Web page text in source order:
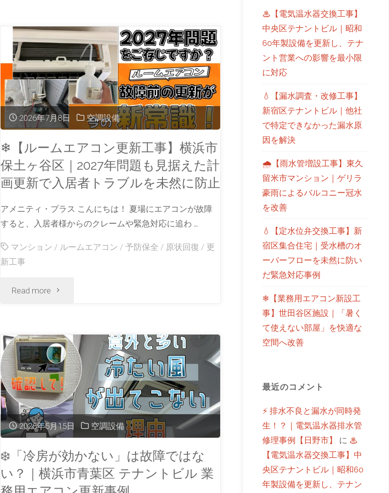
2026年7月8日 空調設備
❄【ルームエアコン更新工事】横浜市
保土ヶ谷区｜2027年問題も見据えた計
画更新で入居者トラブルを未然に防止
アメニティ・プラス こんにちは！ 夏場にエアコンが故障
すると、入居者様からのクレームや緊急対応に追わ …
マンション / ルームエアコン / 予防保全 / 原状回復 / 更
新工事
Read more
2026年5月15日 空調設備
❄️「冷房が効かない」は故障ではな
い？｜横浜市青葉区 テナントビル 業
♨【電気温水器交換工事】
中央区テナントビル｜昭和
60年製設備を更新し、テナ
ント営業への影響を最小限
に対応
💧【漏水調査・改修工事】
新宿区テナントビル｜他社
で特定できなかった漏水原
因を解決
🌧【雨水管増設工事】東久
留米市マンション｜ゲリラ
豪雨によるバルコニー冠水
を改善
💧【定水位弁交換工事】新
宿区集合住宅｜受水槽のオ
ーバーフローを未然に防い
だ緊急対応事例
❄【業務用エアコン新設工
事】世田谷区施設｜「暑く
て使えない部屋」を快適な
空間へ改善
最近のコメント
⚡ 排水不良と漏水が同時発
生！？｜電気温水器排水管
修理事例【日野市】
に ♨
【電気温水器交換工事】中
央区テナントビル｜昭和60
年製設備を更新し、テナン